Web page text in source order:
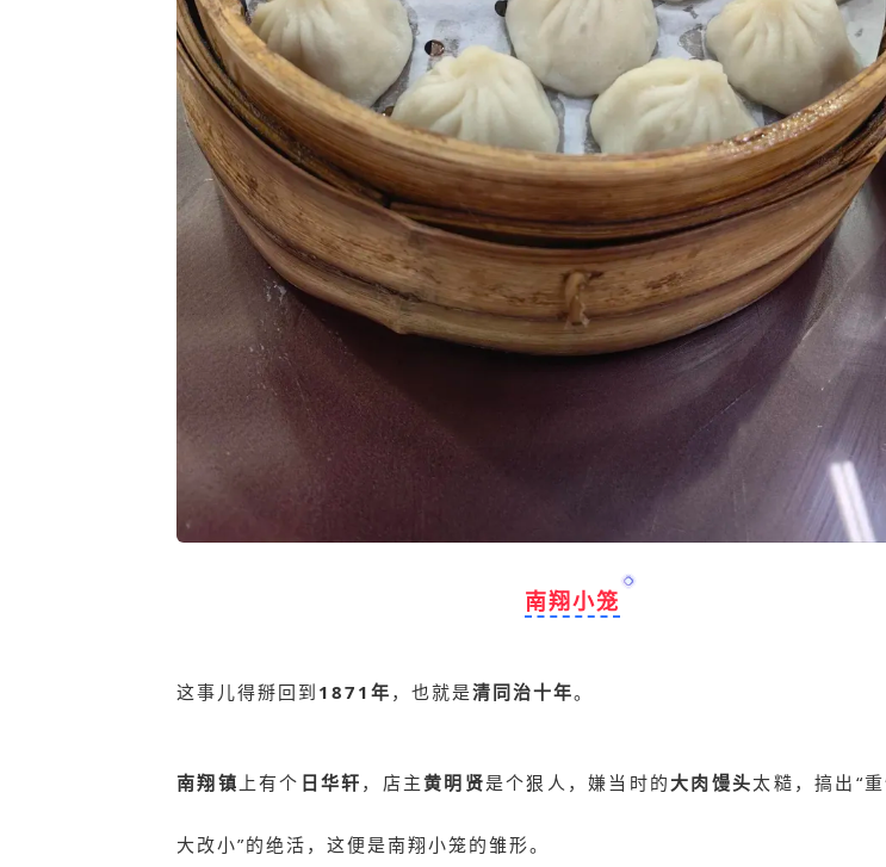
南翔小笼
这事儿得掰回到 1871年 ，也就是清同治十年。
南翔镇 上有个 日华轩 ，店主黄明贤是个狠人，嫌当时的 大肉馒头太糙，搞出“
大改小”的绝活，这便是南翔小笼的雏形。